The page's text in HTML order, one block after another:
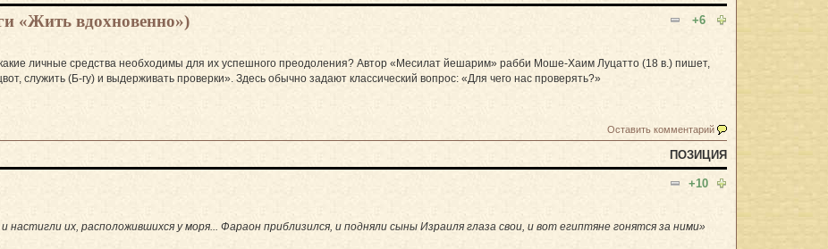
+6
«Жить вдохновенно»)
личные средства необходимы для их успешного преодоления? Автор «Месилат йешарим» рабби Моше-Хаим Луцатто (18 в.) пишет,
служить (Б-гу) и выдерживать проверки». Здесь обычно задают классический вопрос: «Для чего нас проверять?»
Оставить комментарий
ПОЗИЦИЯ
+10
настигли их, расположившихся у моря... Фараон приблизился, и подняли сыны Израиля глаза свои, и вот египтяне гонятся за ними»